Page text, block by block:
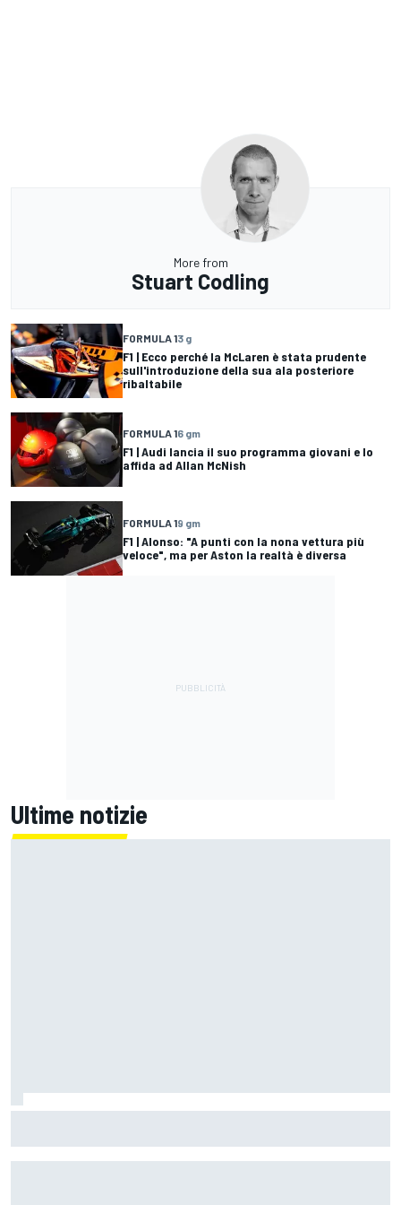
More from
Stuart Codling
FORMULA 13 g
F1 | Ecco perché la McLaren è stata prudente
sull'introduzione della sua ala posteriore
ribaltabile
FORMULA 16 gm
F1 | Audi lancia il suo programma giovani e lo
affida ad Allan McNish
FORMULA 19 gm
F1 | Alonso: "A punti con la nona vettura più
veloce", ma per Aston la realtà è diversa
Ultime notizie